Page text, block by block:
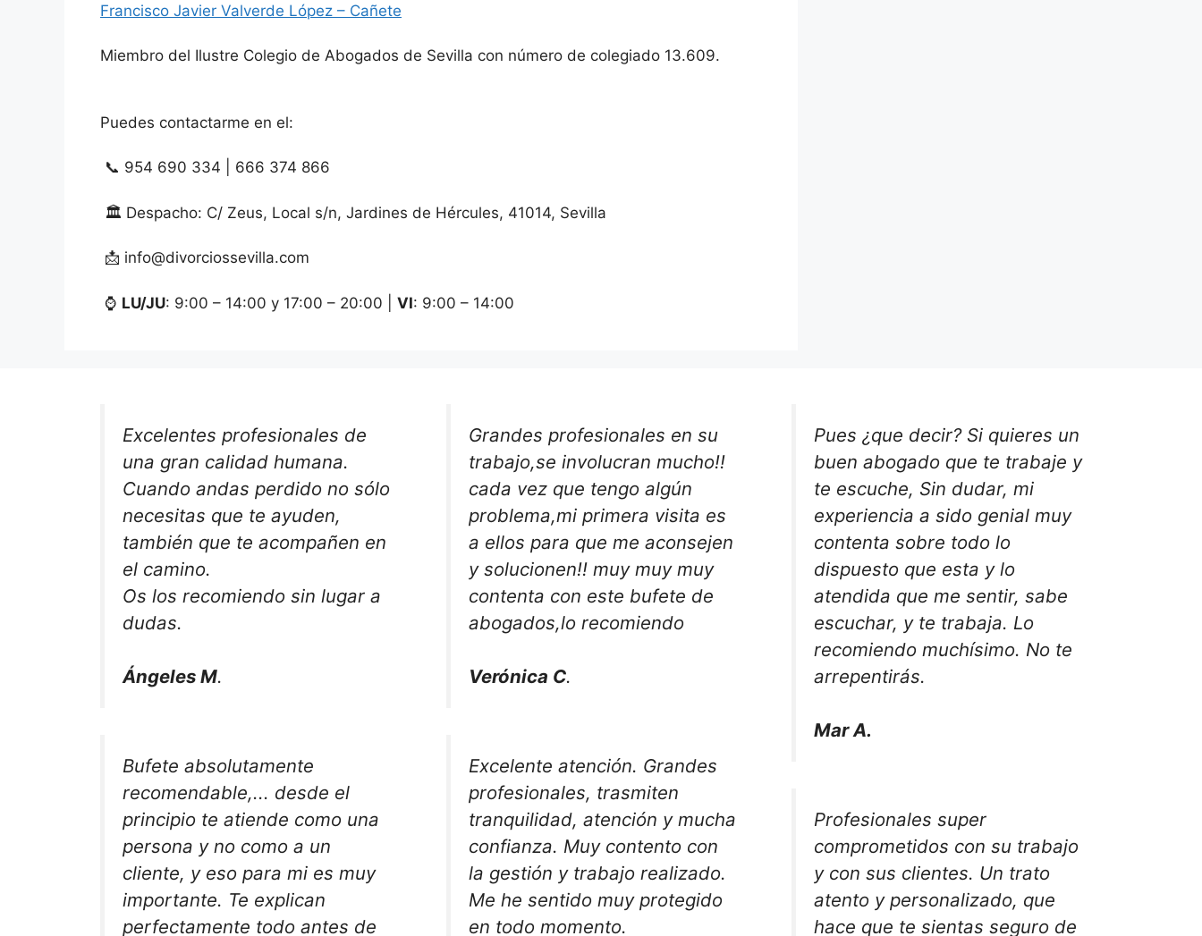
Francisco Javier Valverde López – Cañete
Miembro del Ilustre Colegio de Abogados de Sevilla con número de colegiado 13.609.
Puedes contactarme en el:
📞 954 690 334 | 666 374 866
🏛️ Despacho: C/ Zeus, Local s/n, Jardines de Hércules, 41014, Sevilla
📩 info@divorciossevilla.com
⌚️ LU/JU: 9:00 – 14:00 y 17:00 – 20:00 | VI: 9:00 – 14:00
Excelentes profesionales de
una gran calidad humana.
Cuando andas perdido no sólo
necesitas que te ayuden,
también que te acompañen en
el camino.
Os los recomiendo sin lugar a
dudas.
Ángeles M.
Bufete absolutamente
recomendable,... desde el
principio te atiende como una
persona y no como a un
cliente, y eso para mi es muy
importante. Te explican
perfectamente todo antes de
Grandes profesionales en su
trabajo,se involucran mucho!!
cada vez que tengo algún
problema,mi primera visita es
a ellos para que me aconsejen
y solucionen!! muy muy muy
contenta con este bufete de
abogados,lo recomiendo
Verónica C.
Excelente atención. Grandes
profesionales, trasmiten
tranquilidad, atención y mucha
confianza. Muy contento con
la gestión y trabajo realizado.
Me he sentido muy protegido
en todo momento.
Pues ¿que decir? Si quieres un
buen abogado que te trabaje y
te escuche, Sin dudar, mi
experiencia a sido genial muy
contenta sobre todo lo
dispuesto que esta y lo
atendida que me sentir, sabe
escuchar, y te trabaja. Lo
recomiendo muchísimo. No te
arrepentirás.
Mar A.
Profesionales super
comprometidos con su trabajo
y con sus clientes. Un trato
atento y personalizado, que
hace que te sientas seguro de